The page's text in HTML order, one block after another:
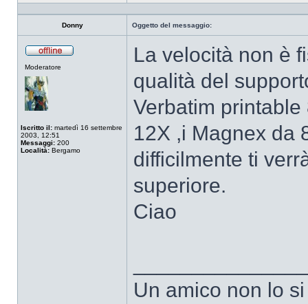
Profilo
Donny Oggetto del messaggio:
Moderatore
Iscritto il: martedì 16 settembre
2003, 12:51
Messaggi: 200
Località: Bergamo
La velocità non è
qualità del
Verbatim
12X ,i Magnex da
difficilmente ti
superiore.
Ciao
Un amico non lo